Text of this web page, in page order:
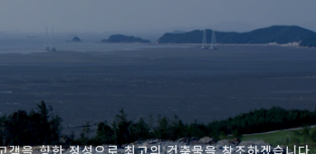
을 향한 정성으로 최고의 건축물을 창조하겠습니다.